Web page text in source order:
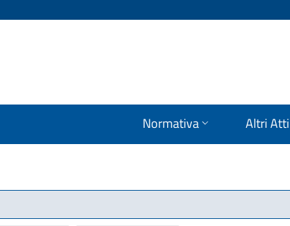
Normativa Altri Atti